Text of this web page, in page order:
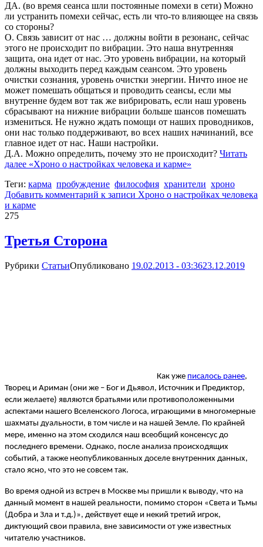
ДА. (во время сеанса шли постоянные помехи в сети) Можно
ли устранить помехи сейчас, есть ли что-то влияющее на связь
со стороны?
О. Связь зависит от нас … должны войти в резонанс, сейчас
этого не происходит по вибрации. Это наша внутренняя
защита, она идет от нас. Это уровень вибрации, на который
должны выходить перед каждым сеансом. Это уровень
очистки сознания, уровень очистки энергии. Ничто иное не
может помешать общаться и проводить сеансы, если мы
внутренне будем вот так же вибрировать, если наш уровень
сбрасывают на нижние вибрации больше шансов помешать
измениться. Не нужно ждать помощи от наших проводников,
они нас только поддерживают, во всех наших начинаний, все
главное идет от нас. Наши настройки.
Д.А. Можно определить, почему это не происходит? Читать
далее «Хроно о настройках человека и карме»
Теги: карма пробуждение философия хранители хроно
Добавить комментарий к записи Хроно о настройках человека
и карме
275
Третья Сторона
Рубрики СтатьиОпубликовано 19.02.2013 - 03:3623.12.2019
Как уже писалось ранее,
Творец и Ариман (они же – Бог и Дьявол, Источник и Предиктор,
если желаете) являются братьями или противоположенными
аспектами нашего Вселенского Логоса, играющими в многомерные
шахматы дуальности, в том числе и на нашей Земле. По крайней
мере, именно на этом сходился наш всеобщий консенсус до
последнего времени. Однако, после анализа происходящих
событий, а также неопубликованных доселе внутренних данных,
стало ясно, что это не совсем так.
Во время одной из встреч в Москве мы пришли к выводу, что на
данный момент в нашей реальности, помимо сторон «Света и Тьмы
(Добра и Зла и т.д.)», действует еще и некий третий игрок,
диктующий свои правила, вне зависимости от уже известных
читателю участников.